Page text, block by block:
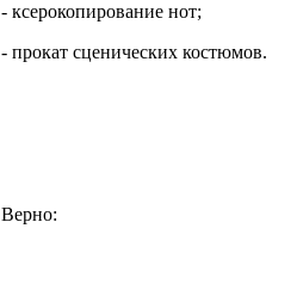
- ксерокопирование нот;
- прокат сценических костюмов.
Верно: